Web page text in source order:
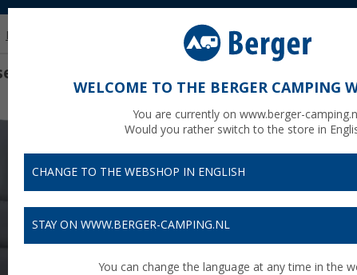
Kussens & dekens Sitback Air voertuig rugkussen 31 x 26 cm
voor in de auto 31 x 26 cm grijs
WELCOME TO THE BERGER CAMPING
You are currently on www.berger-
Would you rather switch to the store in
CHANGE TO THE WEBSHOP IN ENGLISH
STAY ON WWW.BERGER-CAMPING.NL
You can change the language at any time in the